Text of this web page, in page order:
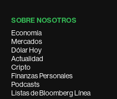
SOBRE NOSOTROS
Economía
Mercados
Dólar Hoy
Actualidad
Cripto
Finanzas Personales
Podcasts
Listas de Bloomberg Línea